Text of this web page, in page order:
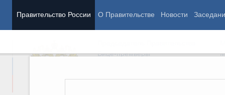
Правительство России О Правительстве Новости
Вице-премьеры